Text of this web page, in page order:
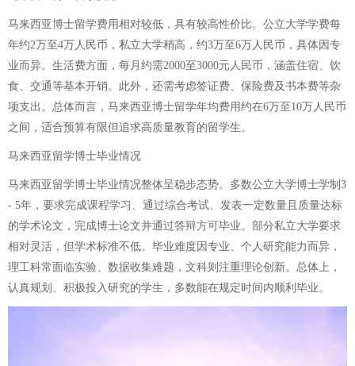
马来西亚博士留学费用相对较低，具有较高性价比。公立大学学费每
年约2万至4万人民币，私立大学稍高，约3万至6万人民币，具体因专
业而异。生活费方面，每月约需2000至3000元人民币，涵盖住宿、饮
食、交通等基本开销。此外，还需考虑签证费、保险费及书本费等杂
项支出。总体而言，马来西亚博士留学年均费用约在6万至10万人民币
之间，适合预算有限但追求高质量教育的留学生。
马来西亚留学博士毕业情况
马来西亚留学博士毕业情况整体呈稳步态势。多数公立大学博士学制3
- 5年，要求完成课程学习、通过综合考试、发表一定数量且质量达标
的学术论文，完成博士论文并通过答辩方可毕业。部分私立大学要求
相对灵活，但学术标准不低。毕业难度因专业、个人研究能力而异，
理工科常面临实验、数据收集难题，文科则注重理论创新。总体上，
认真规划、积极投入研究的学生，多数能在规定时间内顺利毕业。